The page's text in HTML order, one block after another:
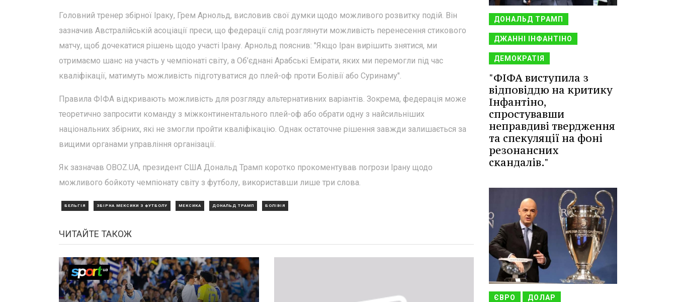
Головний тренер збірної Іраку, Грем Арнольд, висловив свої думки щодо можливого розвитку подій. Він
зазначив Австралійській асоціації преси, що федерації слід розглянути можливість перенесення стикового
матчу, щоб дочекатися рішень щодо участі Ірану. Арнольд пояснив: "Якщо Іран вирішить знятися, ми
отримаємо шанс на участь у чемпіонаті світу, а Об’єднані Арабські Емірати, яких ми перемогли під час
кваліфікації, матимуть можливість підготуватися до плей-оф проти Болівії або Суринаму".
Правила ФІФА відкривають можливість для розгляду альтернативних варіантів. Зокрема, федерація може
теоретично запросити команду з міжконтинентального плей-оф або обрати одну з найсильніших
національних збірних, які не змогли пройти кваліфікацію. Однак остаточне рішення завжди залишається за
вищими органами управління організації.
Як зазначав OBOZ.UA, президент США Дональд Трамп коротко прокоментував погрози Ірану щодо
можливого бойкоту чемпіонату світу з футболу, використавши лише три слова.
БЕЛЬГІЯ ЗБІРНА МЕКСИКИ З ФУТБОЛУ МЕКСИКА ДОНАЛЬД ТРАМП БОЛІВІЯ
ЧИТАЙТЕ ТАКОЖ
ДОНАЛЬД ТРАМП
ДЖАННІ ІНФАНТІНО
ДЕМОКРАТІЯ
"ФІФА виступила з
відповіддю на критику
Інфантіно,
спростувавши
неправдиві твердження
та спекуляції на фоні
резонансних
скандалів."
ЄВРО ДОЛАР